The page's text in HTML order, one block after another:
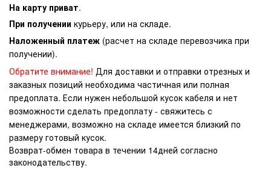
На карту приват.
При получении курьеру, или на складе.
Наложенный платеж (расчет на складе перевозчика при
получении).
Обратите внимание! Для доставки и отправки отрезных и
заказных позиций необходима частичная или полная
предоплата. Если нужен небольшой кусок кабеля и нет
возможности сделать предоплату - свяжитесь с
менеджерами, возможно на складе имеется близкий по
размеру готовый кусок.
Возврат-обмен товара в течении 14дней согласно
законодательству.